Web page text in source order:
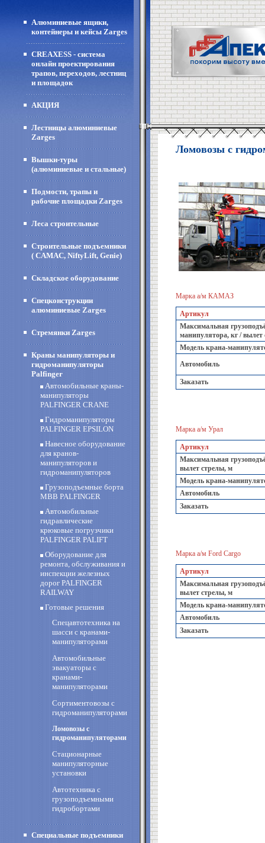
Алюминиевые ящики,
контейнеры и кейсы Zarges
CREAXESS - система
онлайн проектирования
трапов, переходов, лестниц
и площадок
АКЦИЯ
Лестницы алюминиевые
Zarges
Вышки-туры
(алюминиевые и стальные)
Подмости, трапы и
рабочие площадки Zarges
Леса строительные
Строительные подъемники
( CAMAC, NiftyLift, Genie)
Складское оборудование
Спецконструкции
алюминиевые Zarges
Стремянки Zarges
Краны манипуляторы и
гидроманипуляторы
Palfinger
Автомобильные краны-
манипуляторы
PALFINGER CRANE
Гидроманипуляторы
PALFINGER EPSILON
Навесное оборудование
для кранов-
манипуляторов и
гидроманипуляторов
Грузоподъемные борта
MBB PALFINGER
Автомобильные
гидравлические
крюковые погрузчики
PALFINGER PALIFT
Оборудование для
ремонта, обслуживания и
инспекции железных
дорог PALFINGER
RAILWAY
Готовые решения
Спецавтотехника на
шасси с кранами-
манипуляторами
Автомобильные
эвакуаторы с
кранами-
манипуляторами
Сортиментовозы с
гидроманипуляторами
Ломовозы с
гидроманипуляторами
Стационарные
манипуляторные
установки
Автотехника с
грузоподъемными
гидробортами
Специальные подъемники
Ломовозы с
Марка а/м КАМАЗ
Артикул
Максимальная
манипулятора, кг / вылет
Модель крана-
Автомобиль
Заказать
Марка а/м Урал
Артикул
Максимальная
вылет стрелы, м
Модель крана-
Автомобиль
Заказать
Марка а/м Ford Cargo
Артикул
Максимальная
вылет стрелы, м
Модель крана-
Автомобиль
Заказать